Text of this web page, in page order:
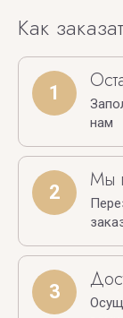
Как
1
нам
2 Мы
3